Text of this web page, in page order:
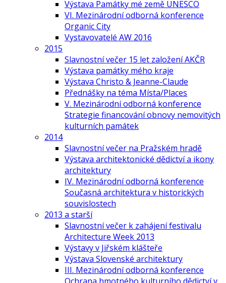
Výstava Památky mé země UNESCO
VI. Mezinárodní odborná konference
Organic City
Vystavovatelé AW 2016
2015
Slavnostní večer 15 let založení AKČR
Výstava památky mého kraje
Výstava Christo & Jeanne-Claude
Přednášky na téma Místa/Places
V. Mezinárodní odborná konference
Strategie financování obnovy nemovitých
kulturních památek
2014
Slavnostní večer na Pražském hradě
Výstava architektonické dědictví a ikony
architektury
IV. Mezinárodní odborná konference
Současná architektura v historických
souvislostech
2013 a starší
Slavnostní večer k zahájení festivalu
Architecture Week 2013
Výstavy v Jiřském klášteře
Výstava Slovenské architektury
III. Mezinárodní odborná konference